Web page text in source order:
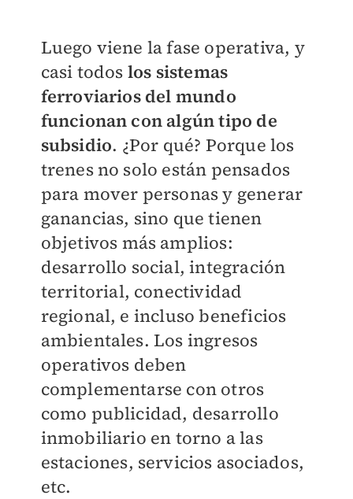
Luego viene la fase operativa, y
casi todos los sistemas
ferroviarios del mundo
funcionan con algún tipo de
subsidio. ¿Por qué? Porque los
trenes no solo están pensados
para mover personas y generar
ganancias, sino que tienen
objetivos más amplios:
desarrollo social, integración
territorial, conectividad
regional, e incluso beneficios
ambientales. Los ingresos
operativos deben
complementarse con otros
como publicidad, desarrollo
inmobiliario en torno a las
estaciones, servicios asociados,
etc.